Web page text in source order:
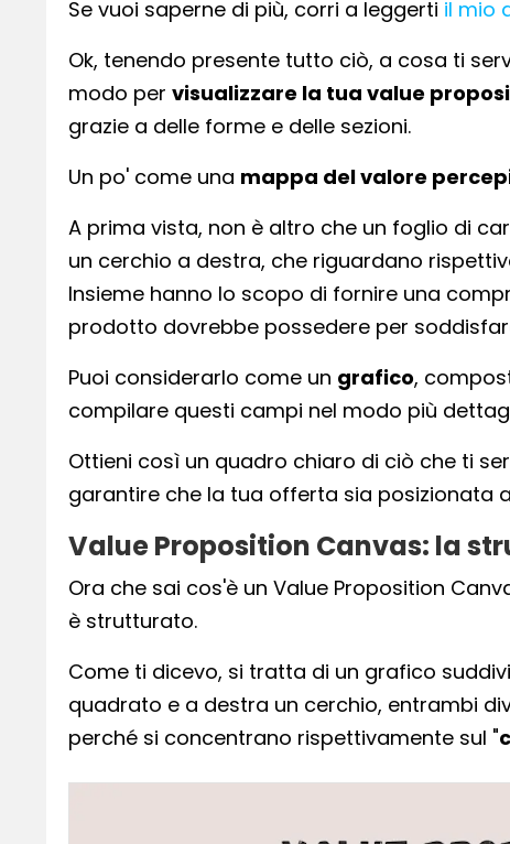
Se vuoi saperne di più, corri a leggerti il mio
Ok, tenendo presente tutto ciò, a cosa ti
modo per visualizzare la tua value
grazie a delle forme e delle sezioni.
Un po' come una mappa del valore
A prima vista, non è altro che un foglio di
un cerchio a destra, che riguardano
Insieme hanno lo scopo di fornire una
prodotto dovrebbe possedere per
Puoi considerarlo come un grafico,
compilare questi campi nel modo più
Ottieni così un quadro chiaro di ciò che ti
garantire che la tua offerta sia posizionata
Value Proposition Canvas: la
Ora che sai cos'è un Value Proposition
è strutturato.
Come ti dicevo, si tratta di un grafico
quadrato e a destra un cerchio, entrambi
perché si concentrano rispettivamente sul "